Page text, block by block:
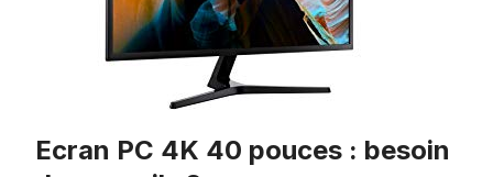
Ecran PC 4K 40 pouces : besoin